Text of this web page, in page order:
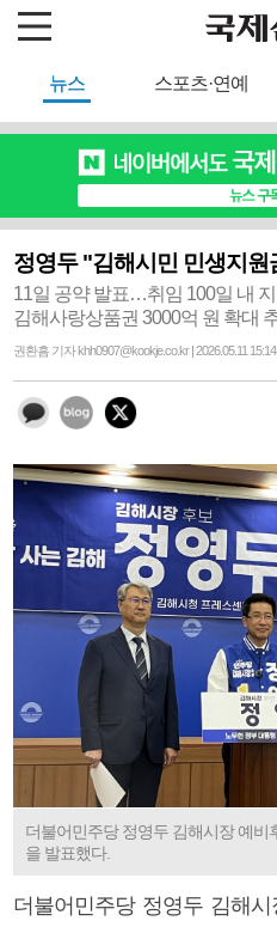
뉴스 스포츠·연예
정영두 "김해시민 민생지원
11일 공약 발표…취임 100일 내
김해사랑상품권 3000억 원 확대
권환흠 기자 khh0907@kookje.co.kr | 2026.05.11 15:14
더불어민주당 정영두 김해시장 예
을 발표했다.
더불어민주당 정영두 김해